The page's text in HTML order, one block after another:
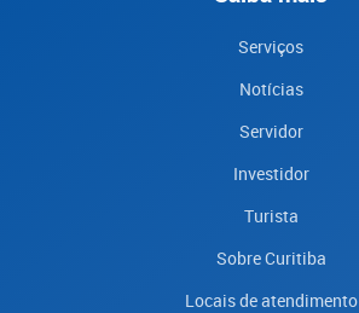
Serviços
Notícias
Servidor
Investidor
Turista
Sobre Curitiba
Locais de atendimento